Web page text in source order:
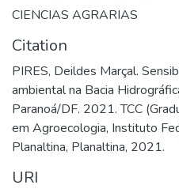
CIENCIAS AGRARIAS
Citation
PIRES, Deildes Marçal.
ambiental na Bacia
Paranoá/DF. 2021. TCC
em Agroecologia, Instituto
Planaltina, Planaltina, 2021.
URI